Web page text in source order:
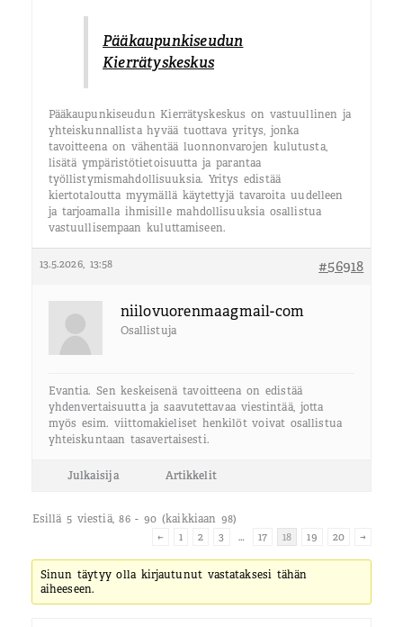
Pääkaupunkiseudun
Kierrätyskeskus
Pääkaupunkiseudun Kierrätyskeskus on vastuullinen ja
yhteiskunnallista hyvää tuottava yritys, jonka
tavoitteena on vähentää luonnonvarojen kulutusta,
lisätä ympäristötietoisuutta ja parantaa
työllistymismahdollisuuksia. Yritys edistää
kiertotaloutta myymällä käytettyjä tavaroita uudelleen
ja tarjoamalla ihmisille mahdollisuuksia osallistua
vastuullisempaan kuluttamiseen.
13.5.2026, 13:58 #56918
niilovuorenmaagmail-com
Osallistuja
Evantia. Sen keskeisenä tavoitteena on edistää
yhdenvertaisuutta ja saavutettavaa viestintää, jotta
myös esim. viittomakieliset henkilöt voivat osallistua
yhteiskuntaan tasavertaisesti.
Julkaisija Artikkelit
Esillä 5 viestiä, 86 - 90 (kaikkiaan 98)
←
1 2 3 … 17 18 19 20 →
Sinun täytyy olla kirjautunut vastataksesi tähän
aiheeseen.